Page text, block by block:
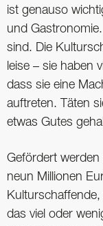
ist genauso
und
sind. Die
leise – sie haben
dass sie eine
auftreten. Täten
etwas Gutes
Gefördert werden
neun Millionen
das viel oder